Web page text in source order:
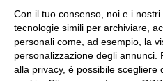
Indirizzo:Via Gaetano Donizetti 30,
Centralino:0114053925 Email:
Posta elettronica certificata (PEC):
Con il tuo consenso, noi e i
tecnologie simili per archiviare,
personali come, ad esempio, la
personalizzazione degli annunci.
alla privacy, è possibile scegliere